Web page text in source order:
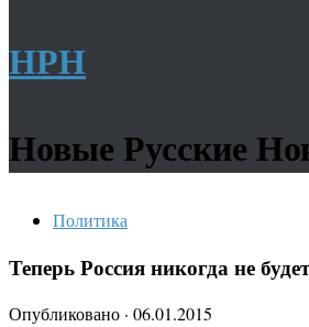
НРН
Новые Русские
Политика
Теперь Россия никогда не
Опубликовано · 06.01.2015